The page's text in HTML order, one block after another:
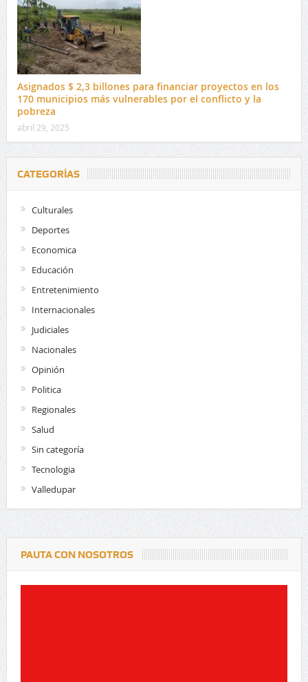
Asignados $ 2,3 billones para financiar proyectos en los
170 municipios más vulnerables por el conflicto y la
pobreza
abril 29, 2025
CATEGORÍAS
Culturales
Deportes
Economica
Educación
Entretenimiento
Internacionales
Judiciales
Nacionales
Opinión
Politica
Regionales
Salud
Sin categoría
Tecnologia
Valledupar
PAUTA CON NOSOTROS